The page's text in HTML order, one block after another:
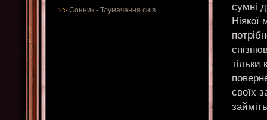
Сонник - Тлумачення снів
сумні
Ніякої
тільки
своїх